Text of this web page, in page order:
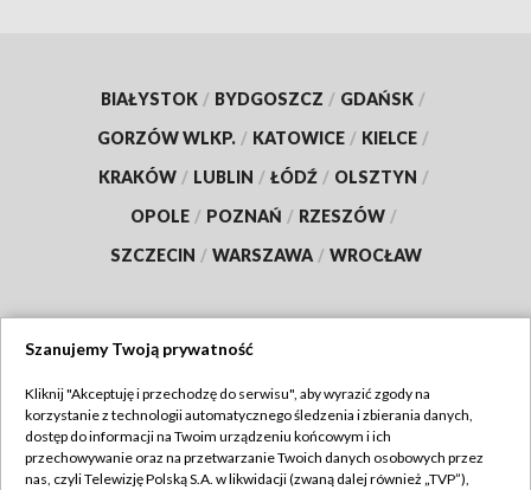
BIAŁYSTOK / BYDGOSZCZ / GDAŃSK /
GORZÓW WLKP. / KATOWICE / KIELCE /
KRAKÓW / LUBLIN / ŁÓDŹ / OLSZTYN /
OPOLE / POZNAŃ / RZESZÓW /
SZCZECIN / WARSZAWA / WROCŁAW
TVP
Abonament TVP
Regulamin TVP
Szanujemy Twoją prywatność
Kliknij "Akceptuję i przechodzę do serwisu", aby wyrazić zgody na
korzystanie z technologii automatycznego śledzenia i zbierania danych,
dostęp do informacji na Twoim urządzeniu końcowym i ich
przechowywanie oraz na przetwarzanie Twoich danych osobowych przez
nas, czyli Telewizję Polską S.A. w likwidacji (zwaną dalej również „TVP”),